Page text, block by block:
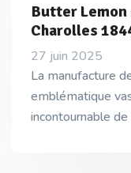
Butter
Charolles
27 juin 2025
La manufacture
emblématique
incontournable de